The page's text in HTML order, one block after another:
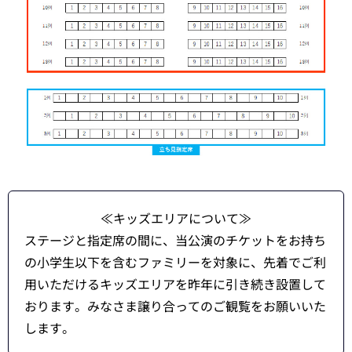
≪キッズエリアについて≫
ステージと指定席の間に、当公演のチケットをお持ち
の小学生以下を含むファミリーを対象に、先着でご利
用いただけるキッズエリアを昨年に引き続き設置して
おります。みなさま譲り合ってのご観覧をお願いいた
します。